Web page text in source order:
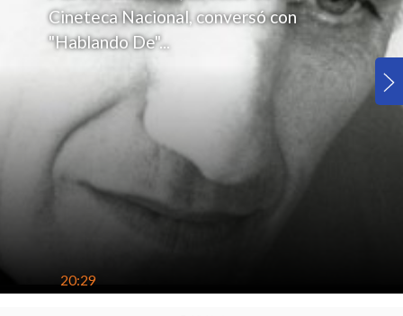
Cineteca Nacional, conversó con
"Hablando De"...
20:29